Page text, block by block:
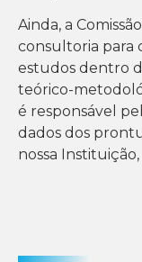
Ainda, a
consultoria para
estudos dentro
teórico-
é responsável
dados dos
nossa